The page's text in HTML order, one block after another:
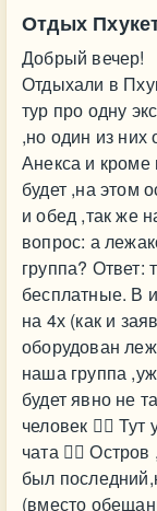
Отдых
Добрый вечер!
Отдыхали в
тур про одну
,но один из них
Анекса и кроме
будет ,на этом
и обед ,так же
вопрос: а
группа? Ответ:
бесплатные. В
на 4х (как и
оборудован
наша группа
будет явно не
человек 🤦‍♀️
чата 🤷‍♀️
был
(вместо